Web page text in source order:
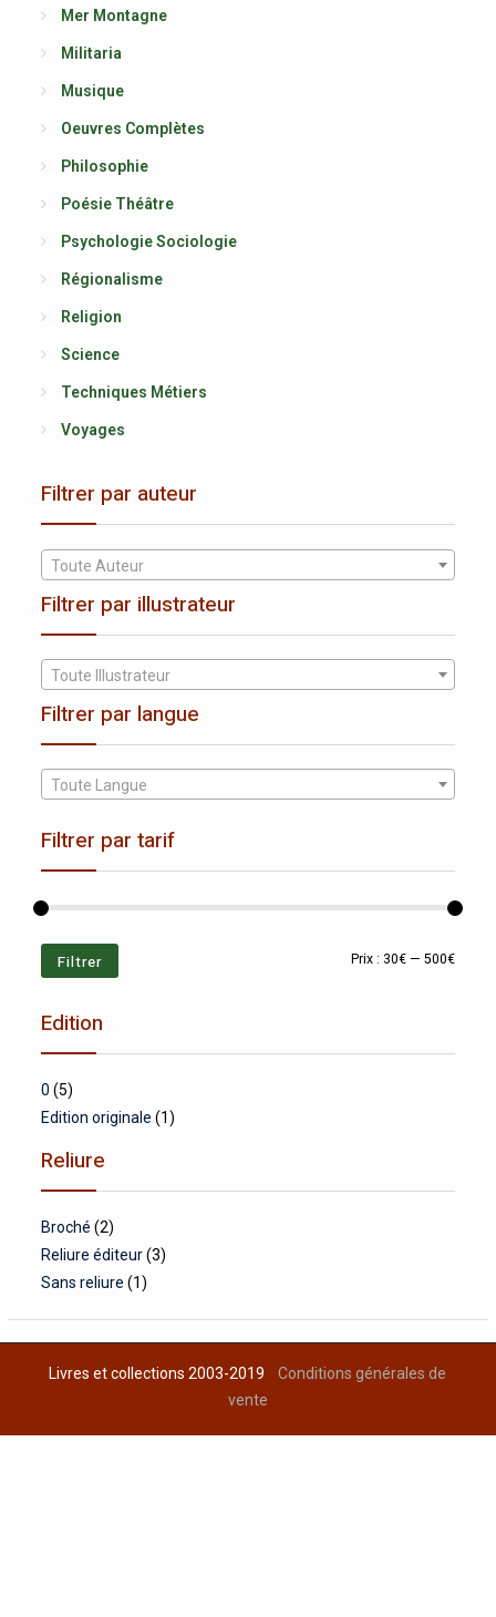
Mer Montagne
Militaria
Musique
Oeuvres Complètes
Philosophie
Poésie Théâtre
Psychologie Sociologie
Régionalisme
Religion
Science
Techniques Métiers
Voyages
Filtrer par auteur
Toute Auteur
Filtrer par illustrateur
Toute Illustrateur
Filtrer par langue
Toute Langue
Filtrer par tarif
Prix
Prix
Filtrer Prix : 30€ —500€
Edition
0 (5)
Edition originale (1)
Reliure
Broché (2)
Reliure éditeur (3)
Sans reliure (1)
Livres et collections 2003-2019Conditions générales de
vente